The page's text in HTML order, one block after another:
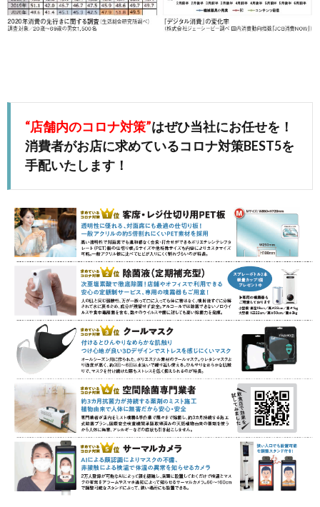
“店舗内のコロナ対策”はぜひ当社にお任せを！
消費者がお店に求めているコロナ対策BEST5を
手配いたします！